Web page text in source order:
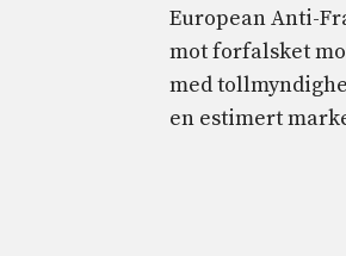
European Anti-
mot forfalsket
med
en estimert